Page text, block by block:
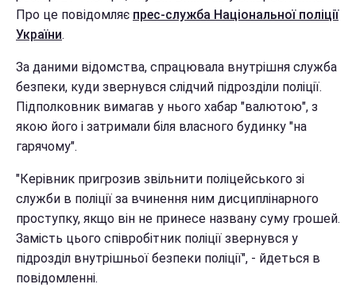
Про це повідомляє прес-служба Національної поліції
України.
За даними відомства, спрацювала внутрішня служба
безпеки, куди звернувся слідчий підрозділи поліції.
Підполковник вимагав у нього хабар "валютою", з
якою його і затримали біля власного будинку "на
гарячому".
"Керівник пригрозив звільнити поліцейського зі
служби в поліції за вчинення ним дисциплінарного
проступку, якщо він не принесе названу суму грошей.
Замість цього співробітник поліції звернувся у
підрозділ внутрішньої безпеки поліції", - йдеться в
повідомленні.